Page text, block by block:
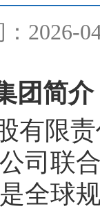
2026-
简介
有限
司联
全球